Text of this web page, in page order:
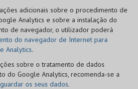
adicionais sobre o procedimento de
Analytics e sobre a instalação do
de navegador, o utilizador poderá
do navegador de Internet para
Analytics.
sobre o tratamento de dados
do Google Analytics, recomenda-se a
os seus dados.